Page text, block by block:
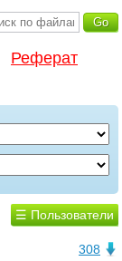
Реферат
☰ Пользователи
308